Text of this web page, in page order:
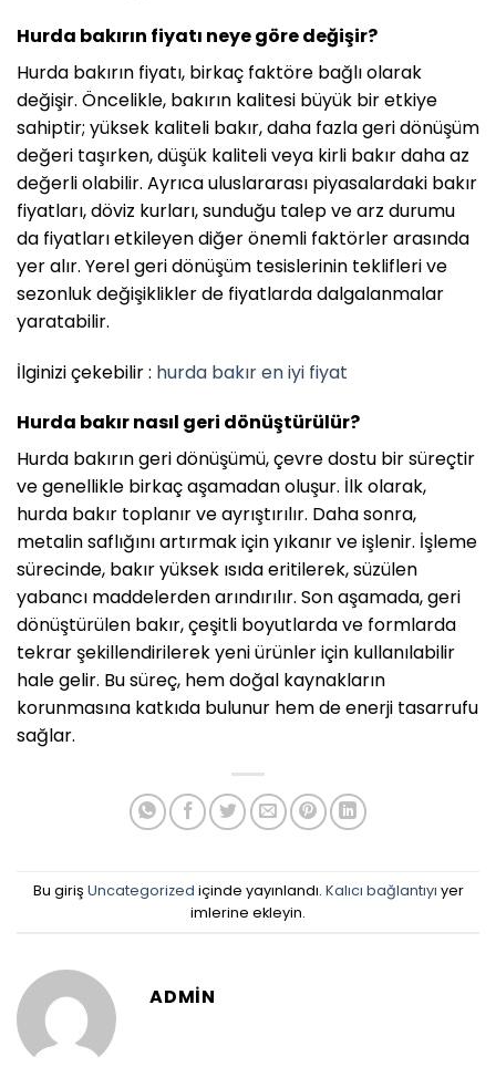
Hurda bakırın fiyatı neye göre değişir?
Hurda bakırın fiyatı, birkaç faktöre bağlı olarak
değişir. Öncelikle, bakırın kalitesi büyük bir etkiye
sahiptir; yüksek kaliteli bakır, daha fazla geri dönüşüm
değeri taşırken, düşük kaliteli veya kirli bakır daha az
değerli olabilir. Ayrıca uluslararası piyasalardaki bakır
fiyatları, döviz kurları, sunduğu talep ve arz durumu
da fiyatları etkileyen diğer önemli faktörler arasında
yer alır. Yerel geri dönüşüm tesislerinin teklifleri ve
sezonluk değişiklikler de fiyatlarda dalgalanmalar
yaratabilir.
İlginizi çekebilir : hurda bakır en iyi fiyat
Hurda bakır nasıl geri dönüştürülür?
Hurda bakırın geri dönüşümü, çevre dostu bir süreçtir
ve genellikle birkaç aşamadan oluşur. İlk olarak,
hurda bakır toplanır ve ayrıştırılır. Daha sonra,
metalin saflığını artırmak için yıkanır ve işlenir. İşleme
sürecinde, bakır yüksek ısıda eritilerek, süzülen
yabancı maddelerden arındırılır. Son aşamada, geri
dönüştürülen bakır, çeşitli boyutlarda ve formlarda
tekrar şekillendirilerek yeni ürünler için kullanılabilir
hale gelir. Bu süreç, hem doğal kaynakların
korunmasına katkıda bulunur hem de enerji tasarrufu
sağlar.
Bu giriş Uncategorized içinde yayınlandı. Kalıcı bağlantıyı yer
imlerine ekleyin.
ADMIN